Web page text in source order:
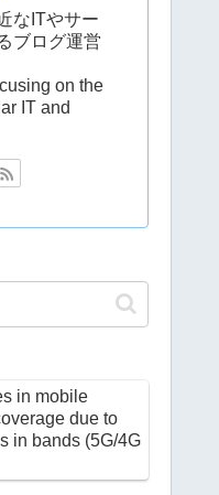
なITやサー
ブログ運営
on the
IT and
in mobile
due to
in bands (5G/4G